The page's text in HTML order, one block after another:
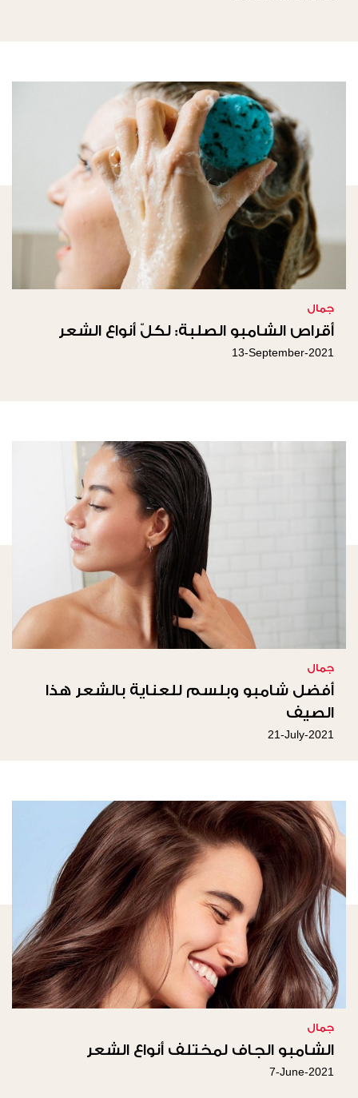
جمال
أقراص الشامبو الصلبة: لكلّ أنواع الشعر
13-September-2021
جمال
أفضل شامبو وبلسم للعناية بالشعر هذا
الصيف
21-July-2021
جمال
الشامبو الجاف لمختلف أنواع الشعر
7-June-2021